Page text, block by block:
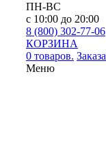
ПН-ВС
с 10:00 до 20:00
8 (800) 302-77-06
КОРЗИНА
0 товаров.
Меню